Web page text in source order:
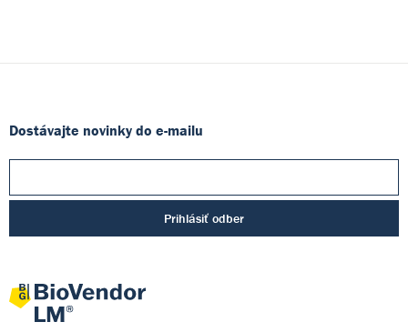
Dostávajte novinky do e-mailu
Prihlásiť odber